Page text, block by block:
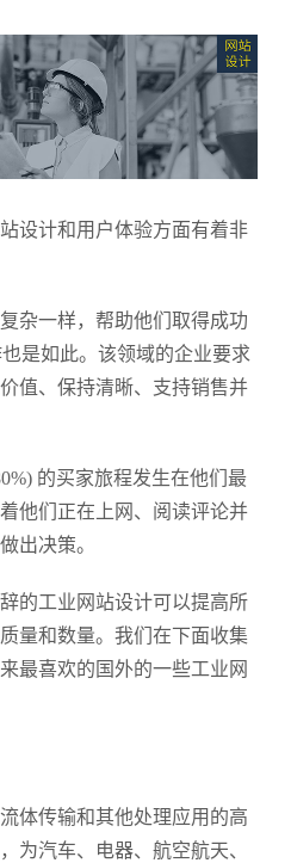
设计和用户体验方面有着非
杂一样，帮助他们取得成功
是如此。该领域的企业要求
值、保持清晰、支持销售并
的买家旅程发生在他们最
他们正在上网、阅读评论并
出决策。
的工业网站设计可以提高所
量和数量。我们在下面收集
最喜欢的国外的一些工业网
体传输和其他处理应用的高
为汽车、电器、航空航天、